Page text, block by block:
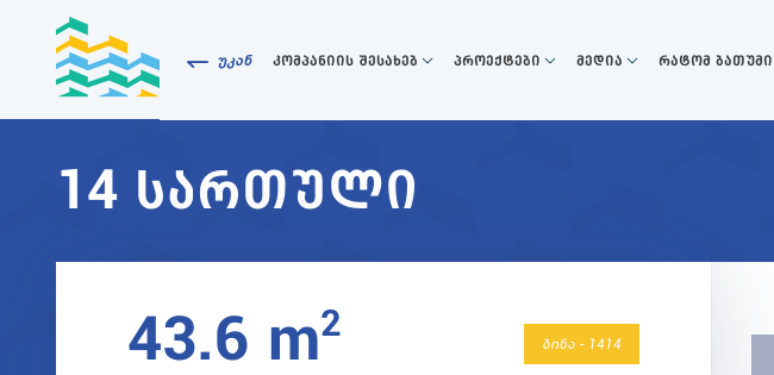
უკან კომპანიის შესახებ პროექტები მედია რატომ ბათუმი
14 ᲡᲐᲠᲗᲣᲚᲘ
43.6 m2 ბინა - 1414